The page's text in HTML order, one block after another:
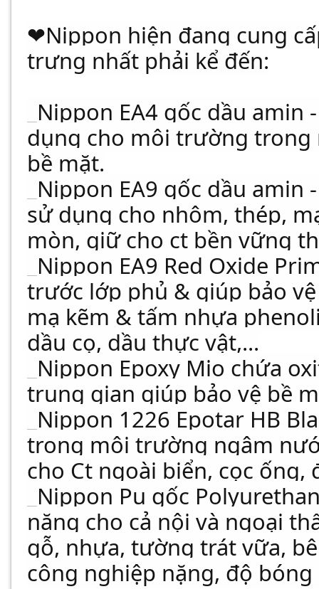
❤Nippon hiện đang cung
trưng nhất phải kể đến:
_Nippon EA4 gốc dầu
dụng cho môi trường trong
bề mặt.
_Nippon EA9 gốc dầu
sử dụng cho nhôm, thép,
mòn, giữ cho ct bền vững
_Nippon EA9 Red Oxide
trước lớp phủ & giúp bảo
mạ kẽm & tấm nhựa
dầu cọ, dầu thực vật,...
_Nippon Epoxy Mio chứa
trung gian giúp bảo vệ bề
_Nippon 1226 Epotar HB
trong môi trường ngâm
cho Ct ngoài biển, cọc ống,
_Nippon Pu gốc
năng cho cả nội và ngoại
gỗ, nhựa, tường trát vữa,
công nghiệp nặng, độ bóng